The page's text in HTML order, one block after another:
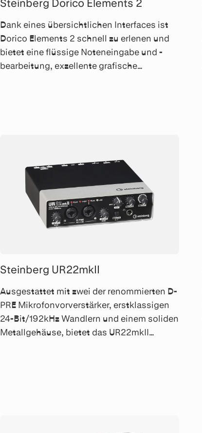
Dank eines übersichtlichen Interfaces ist
Dorico Elements 2 schnell zu erlenen und
bietet eine flüssige Noteneingabe und -
bearbeitung, exzellente grafische
Steinberg UR22mkII
Ausgestattet mit zwei der renommierten D-
PRE Mikrofonvorverstärker, erstklassigen
24-Bit/192kHz Wandlern und einem soliden
Metallgehäuse, bietet das UR22mkII